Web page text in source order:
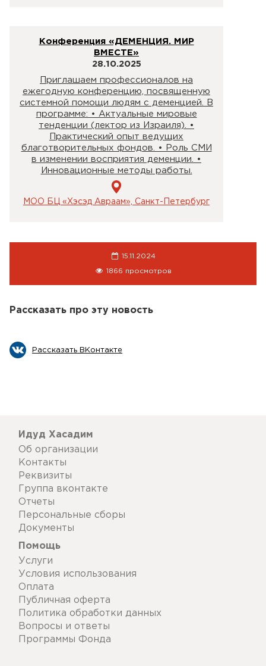
Конференция «ДЕМЕНЦИЯ. МИР
ВМЕСТЕ»
28.10.2025
Приглашаем профессионалов на
ежегодную конференцию, посвященную
системной помощи людям с деменцией. В
программе: • Актуальные мировые
тенденции (лектор из Израиля). •
Практический опыт ведущих
благотворительных фондов. • Роль СМИ
в изменении восприятия деменции. •
Инновационные методы работы.
МОО БЦ «Хэсэд Авраам», Санкт-Петербург
15.11.2024
1866 просмотров
Рассказать про эту новость
Рассказать ВКонтакте
Идуд Хасадим
Об организации
Контакты
Реквизиты
Группа вконтакте
Отчеты
Персональные сборы
Документы
Помощь
Услуги
Условия использования
Оплата
Публичная оферта
Политика обработки данных
Вопросы и ответы
Программы Фонда